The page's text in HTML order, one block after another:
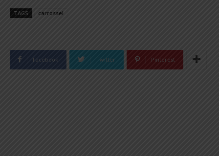
TAGS carrossel
Facebook Twitter Pinterest